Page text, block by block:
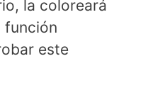
la coloreará
función
este